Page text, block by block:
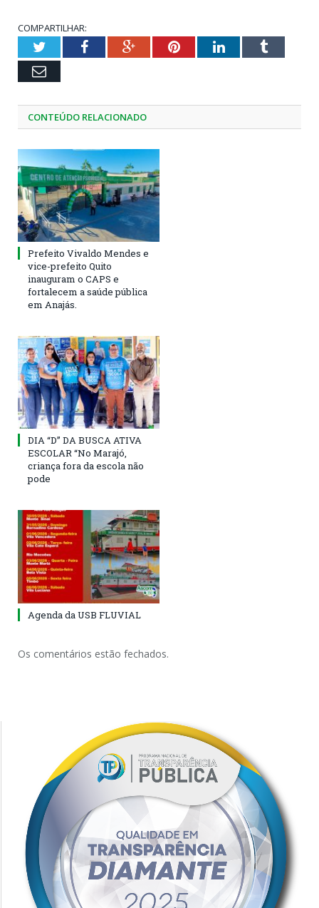
COMPARTILHAR:
TwitterFacebookGoogle+PinterestLinkedInTumblr
Email
CONTEÚDO RELACIONADO
Prefeito Vivaldo Mendes e
vice-prefeito Quito
inauguram o CAPS e
fortalecem a saúde pública
em Anajás.
DIA “D” DA BUSCA ATIVA
ESCOLAR “No Marajó,
criança fora da escola não
pode
Agenda da USB FLUVIAL
Os comentários estão fechados.